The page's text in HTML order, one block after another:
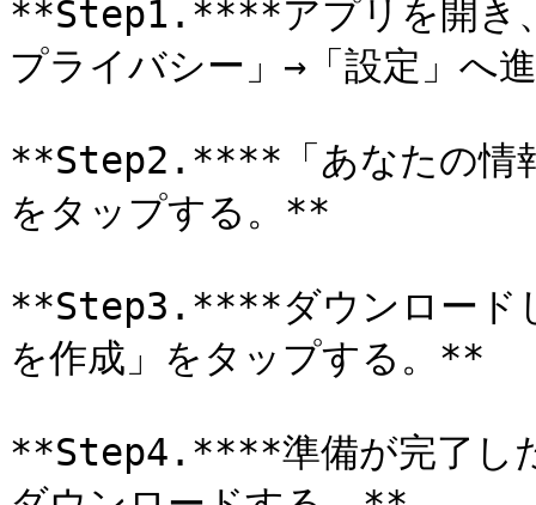
**Step1.****アプリを開き
プライバシー」→「設定」へ
**Step2.****「あなたの情
をタップする。**
**Step3.****ダウンロード
を作成」をタップする。**
**Step4.****準備が完了し